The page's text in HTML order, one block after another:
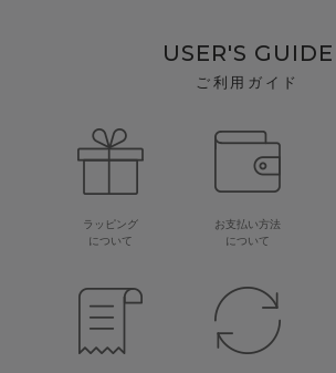
USER'S GUIDE
ご利用ガイド
ラッピング
について
お支払い方法
について